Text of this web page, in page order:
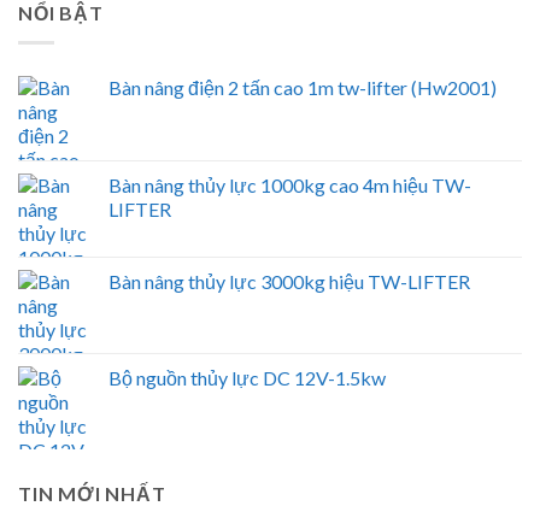
NỔI BẬT
Bàn nâng điện 2 tấn cao 1m tw-lifter (Hw2001)
Bàn nâng thủy lực 1000kg cao 4m hiệu TW-
LIFTER
Bàn nâng thủy lực 3000kg hiệu TW-LIFTER
Bộ nguồn thủy lực DC 12V-1.5kw
TIN MỚI NHẤT